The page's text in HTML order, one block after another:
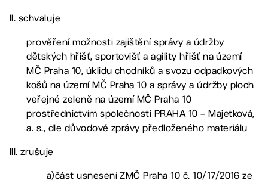
II. schvaluje
prověření možnosti zajištění správy a údržby
dětských hřišť, sportovišť a agility hřišť na území
MČ Praha 10, úklidu chodníků a svozu odpadkových
košů na území MČ Praha 10 a správy a údržby ploch
veřejné zeleně na území MČ Praha 10
prostřednictvím společnosti PRAHA 10 – Majetková,
a. s., dle důvodové zprávy předloženého materiálu
III. zrušuje
a)část usnesení ZMČ Praha 10 č. 10/17/2016 ze